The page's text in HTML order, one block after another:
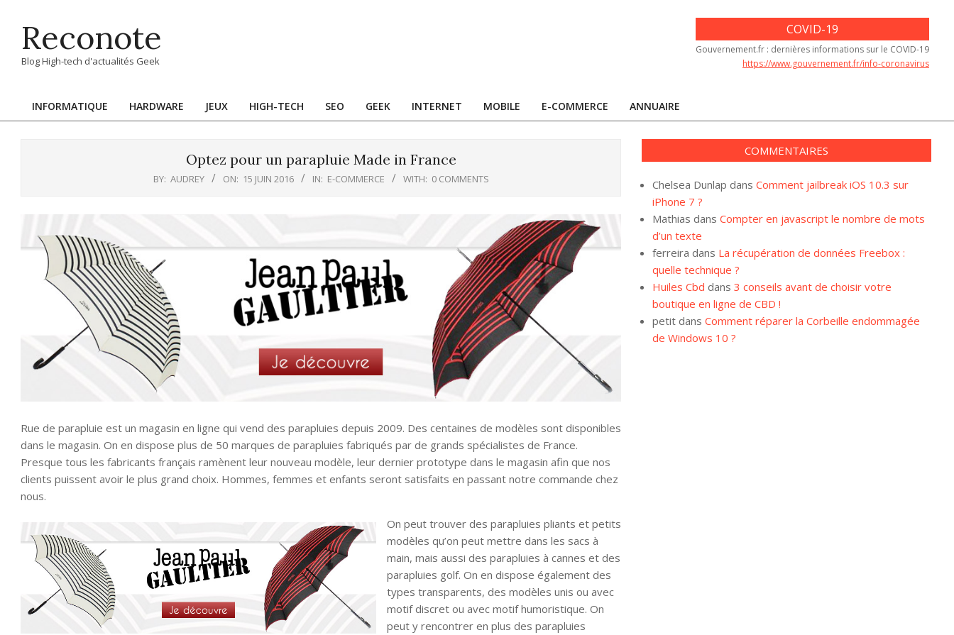
contentReconote
Blog High-tech d'actualités Geek
COVID-19
Gouvernement.fr : dernières informations sur le COVID-19
https://www.gouvernement.fr/info-coronavirus
Primary
INFORMATIQUE HARDWARE JEUX HIGH-TECH SEO GEEK INTERNET MOBILE E-COMMERCE ANNUAIRE
Optez pour un parapluie Made in France
BY: AUDREY ON: 15 JUIN 2016 IN: E-COMMERCE WITH: 0 COMMENTS
Rue de parapluie est un magasin en ligne qui vend des parapluies depuis 2009. Des centaines de modèles sont disponibles
dans le magasin. On en dispose plus de 50 marques de parapluies fabriqués par de grands spécialistes de France.
Presque tous les fabricants français ramènent leur nouveau modèle, leur dernier prototype dans le magasin afin que nos
clients puissent avoir le plus grand choix. Hommes, femmes et enfants seront satisfaits en passant notre commande chez
nous.
On peut trouver des parapluies pliants et petits
modèles qu’on peut mettre dans les sacs à
main, mais aussi des parapluies à cannes et des
parapluies golf. On en dispose également des
types transparents, des modèles unis ou avec
motif discret ou avec motif humoristique. On
peut y rencontrer en plus des parapluies
COMMENTAIRES
Chelsea Dunlap dans Comment jailbreak iOS 10.3 sur
iPhone 7 ?
Mathias dans Compter en javascript le nombre de mots
d’un texte
ferreira dans La récupération de données Freebox :
quelle technique ?
Huiles Cbd dans 3 conseils avant de choisir votre
boutique en ligne de CBD !
petit dans Comment réparer la Corbeille endommagée
de Windows 10 ?